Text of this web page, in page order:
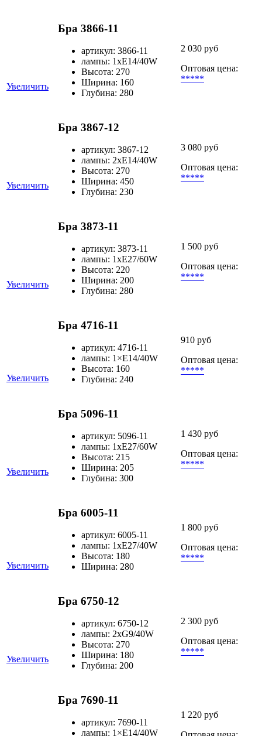
Увеличить
Бра 3866-11
артикул: 3866-11
лампы: 1хЕ14/40W
Высота: 270
Ширина: 160
Глубина: 280
2 030 руб
Оптовая цена:
*****
Увеличить
Бра 3867-12
артикул: 3867-12
лампы: 2хЕ14/40W
Высота: 270
Ширина: 450
Глубина: 230
3 080 руб
Оптовая цена:
*****
Увеличить
Бра 3873-11
артикул: 3873-11
лампы: 1хЕ27/60W
Высота: 220
Ширина: 200
Глубина: 280
1 500 руб
Оптовая цена:
*****
Увеличить
Бра 4716-11
артикул: 4716-11
лампы: 1×Е14/40W
Высота: 160
Глубина: 240
910 руб
Оптовая цена:
*****
Увеличить
Бра 5096-11
артикул: 5096-11
лампы: 1хЕ27/60W
Высота: 215
Ширина: 205
Глубина: 300
1 430 руб
Оптовая цена:
*****
Увеличить
Бра 6005-11
артикул: 6005-11
лампы: 1хЕ27/40W
Высота: 180
Ширина: 280
1 800 руб
Оптовая цена:
*****
Увеличить
Бра 6750-12
артикул: 6750-12
лампы: 2хG9/40W
Высота: 270
Ширина: 180
Глубина: 200
2 300 руб
Оптовая цена:
*****
Бра 7690-11
артикул: 7690-11
лампы: 1×Е14/40W
1 220 руб